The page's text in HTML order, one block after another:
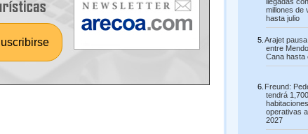
millones de
hasta julio
Arajet
entre
Cana hasta
Freund:
tendrá 1,700
operativas
2027